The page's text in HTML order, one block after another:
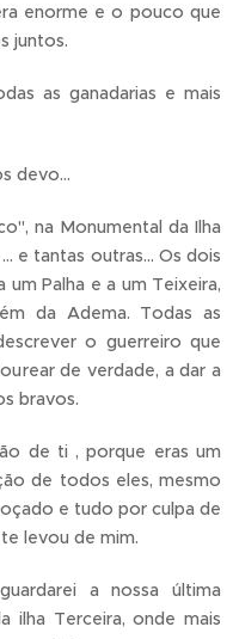
enorme e o pouco que
juntos.
as ganadarias e mais
devo...
na Monumental da Ilha
e tantas outras... Os dois
Palha e a um Teixeira,
da Adema. Todas as
o guerreiro que
de verdade, a dar a
bravos.
de ti , porque eras um
de todos eles, mesmo
e tudo por culpa de
levou de mim.
a nossa última
ilha Terceira, onde mais